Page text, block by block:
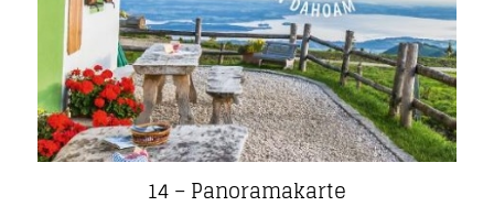
14 – Panoramakarte